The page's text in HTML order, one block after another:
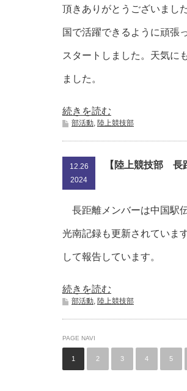
頂きありがとうございまし
国で活躍できるように頑
スタートしました。天気に
ました。
続きを読む
部活動, 陸上競技部
12.26
2024
【陸上競技部 長
長距離メンバーは中国駅
光南記録も更新されていま
して報告しています。
続きを読む
部活動, 陸上競技部
PAGE NAVI
1 2 3 4 5